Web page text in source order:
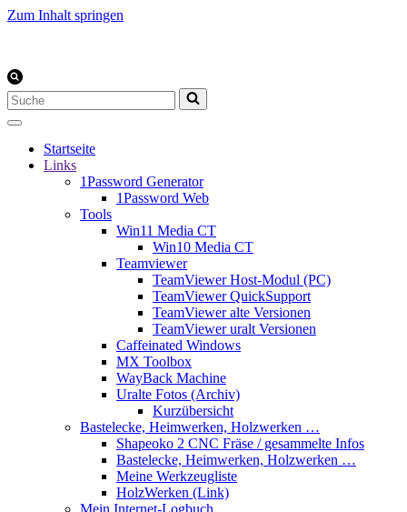
Zum Inhalt springen
Suchen
nach …
Startseite
Links
1Password Generator
1Password Web
Tools
Win11 Media CT
Win10 Media CT
Teamviewer
TeamViewer Host-Modul (PC)
TeamViewer QuickSupport
TeamViewer alte Versionen
TeamViewer uralt Versionen
Caffeinated Windows
MX Toolbox
WayBack Machine
Uralte Fotos (Archiv)
Kurzübersicht
Bastelecke, Heimwerken, Holzwerken …
Shapeoko 2 CNC Fräse / gesammelte Infos
Bastelecke, Heimwerken, Holzwerken …
Meine Werkzeugliste
HolzWerken (Link)
Mein Internet-Logbuch